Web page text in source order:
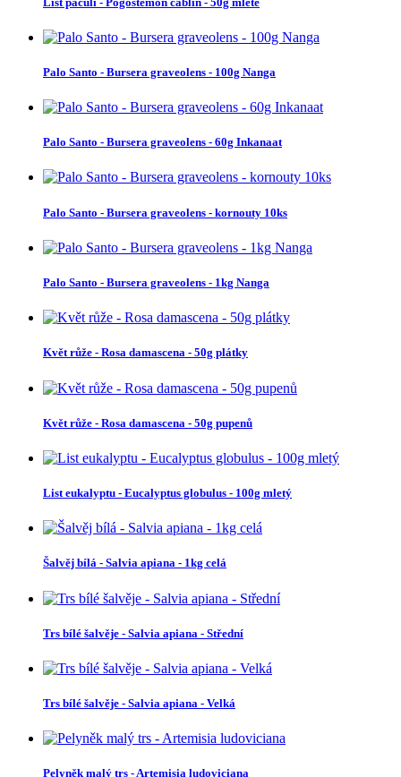
Palo Santo - Bursera graveolens - 100g Nanga
Palo Santo - Bursera graveolens - 60g Inkanaat
Palo Santo - Bursera graveolens - kornouty 10ks
Palo Santo - Bursera graveolens - 1kg Nanga
Květ růže - Rosa damascena - 50g plátky
Květ růže - Rosa damascena - 50g pupenů
List eukalyptu - Eucalyptus globulus - 100g mletý
Šalvěj bílá - Salvia apiana - 1kg celá
Trs bílé šalvěje - Salvia apiana - Střední
Trs bílé šalvěje - Salvia apiana - Velká
Pelyněk malý trs - Artemisia ludoviciana